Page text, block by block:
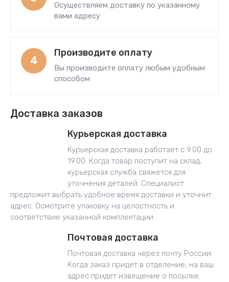
Осуществляем доставку по указанному
вами адресу
4
Производите оплату
Вы производите оплату любым удобным
способом
Доставка заказов
Курьерская доставка
Курьерская доставка работает с 9.00 до
19.00. Когда товар поступит на склад,
курьерская служба свяжется для
уточнения деталей. Специалист
предложит выбрать удобное время доставки и уточнит
адрес. Осмотрите упаковку на целостность и
соответствие указанной комплектации.
Почтовая доставка
Почтовая доставка через почту России.
Когда заказ придет в отделение, на ваш
адрес придет извещение о посылке.